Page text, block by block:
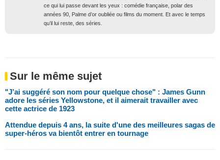
ce qui lui passe devant les yeux : comédie française, polar des
années 90, Palme d’or oubliée ou films du moment. Et avec le temps
qu’il lui reste, des séries.
Sur le même sujet
"J’ai suggéré son nom pour quelque chose" : James Gunn
adore les séries Yellowstone, et il aimerait travailler avec
cette actrice de 1923
Attendue depuis 4 ans, la suite d'une des meilleures sagas de
super-héros va bientôt entrer en tournage